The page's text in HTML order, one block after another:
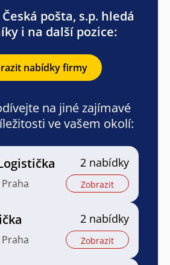
pošta, s.p. hledá
i na další pozice:
nabídky firmy
na jiné zajímavé
ve vašem okolí:
2 nabídky
Zobrazit
2 nabídky
Zobrazit